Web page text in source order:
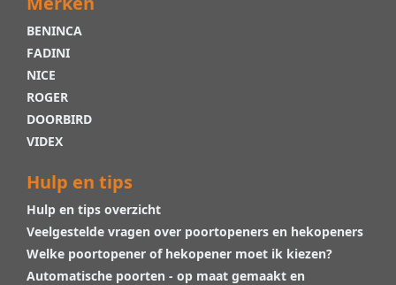
BENINCA
FADINI
NICE
ROGER
DOORBIRD
VIDEX
Hulp en tips
Hulp en tips overzicht
Veelgestelde vragen over poortopeners en hekopeners
Welke poortopener of hekopener moet ik kiezen?
Automatische poorten - op maat gemaakt en